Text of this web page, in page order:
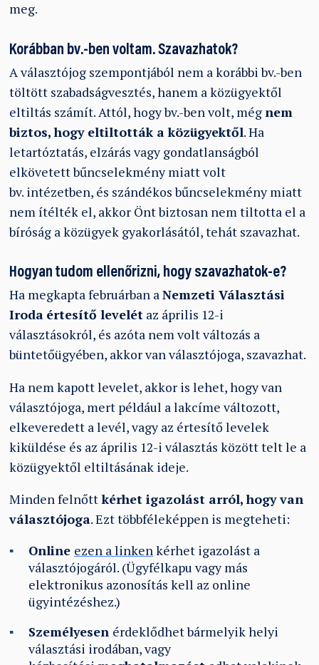
meg.
Korábban bv.-ben voltam. Szavazhatok?
A választójog szempontjából nem a korábbi bv.-ben
töltött szabadságvesztés, hanem a közügyektől
eltiltás számít. Attól, hogy bv.-ben volt, még nem
biztos, hogy eltiltották a közügyektől. Ha
letartóztatás, elzárás vagy gondatlanságból
elkövetett bűncselekmény miatt volt
bv. intézetben, és szándékos bűncselekmény miatt
nem ítélték el, akkor Önt biztosan nem tiltotta el a
bíróság a közügyek gyakorlásától, tehát szavazhat.
Hogyan tudom ellenőrizni, hogy szavazhatok-e?
Ha megkapta februárban aNemzeti Választási
Iroda értesítő levelét az április 12-i
választásokról, és azóta nem volt változás a
büntetőügyében, akkor van választójoga, szavazhat.
Ha nem kapott levelet, akkor is lehet, hogy van
választójoga, mert például a lakcíme változott,
elkeveredett a levél, vagy az értesítő levelek
kiküldése és az április 12-i választás között telt le a
közügyektől eltiltásának ideje.
Minden felnőttkérhet igazolást arról, hogy van
választójoga. Ezt többféleképpen is megteheti:
Online ezen a linkenkérhet igazolást a
választójogáról. (Ügyfélkapu vagy más
elektronikus azonosítás kell az online
ügyintézéshez.)
Személyesen érdeklődhet bármelyik helyi
választási irodában, vagy